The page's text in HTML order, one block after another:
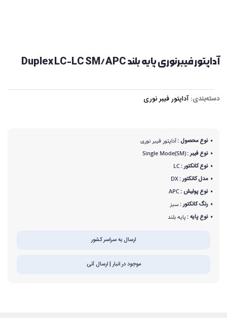
آداپتور فیبرنوری پایه بلند Duplex LC-LC SM/APC
دسته‌بندی: آداپتور فیبر نوری
نوع محصول :آداپتور فیبر نوری
نوع فیبر :Single Mode(SM)
نوع کانکتور :LC
مدل کانکتور :DX
نوع پولیش :APC
رنگ کانکتور :سبز
نوع پایه :پایه بلند
ارسال به سراسر کشور
موجود در انبار | ارسال آنی